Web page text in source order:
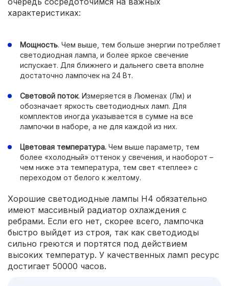
характеристиках:
Мощность. Чем выше, тем больше энергии потребляет
светодиодная лампа, и более яркое свечение
испускает. Для ближнего и дальнего света вполне
достаточно лампочек на 24 Вт.
Световой поток. Измеряется в Люменах (Лм) и
обозначает яркость светодиодных ламп. Для
комплектов иногда указывается в сумме на все
лампочки в наборе, а не для каждой из них.
Цветовая температура. Чем выше параметр, тем
более «холодный» оттенок у свечения, и наоборот –
чем ниже эта температура, тем свет «теплее» с
переходом от белого к желтому.
Хорошие светодиодные лампы H4 обязательно
имеют массивный радиатор охлаждения с
ребрами. Если его нет, скорее всего, лампочка
быстро выйдет из строя, так как светодиоды
сильно греются и портятся под действием
высоких температур. У качественных ламп ресурс
достигает 50000 часов.